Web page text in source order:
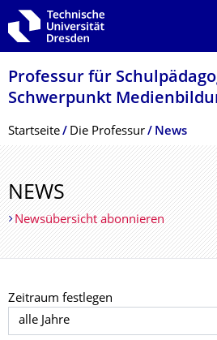
Zur Hauptnavigation springen
Zur Suche springen
Zum Inhalt springen
Professur für
Schwerpunkt
Breadcrumb-Menü
Startseite Die Professur News
NEWS
Newsübersicht abonnieren
Zeitraum festlegen
Jahr auswählen